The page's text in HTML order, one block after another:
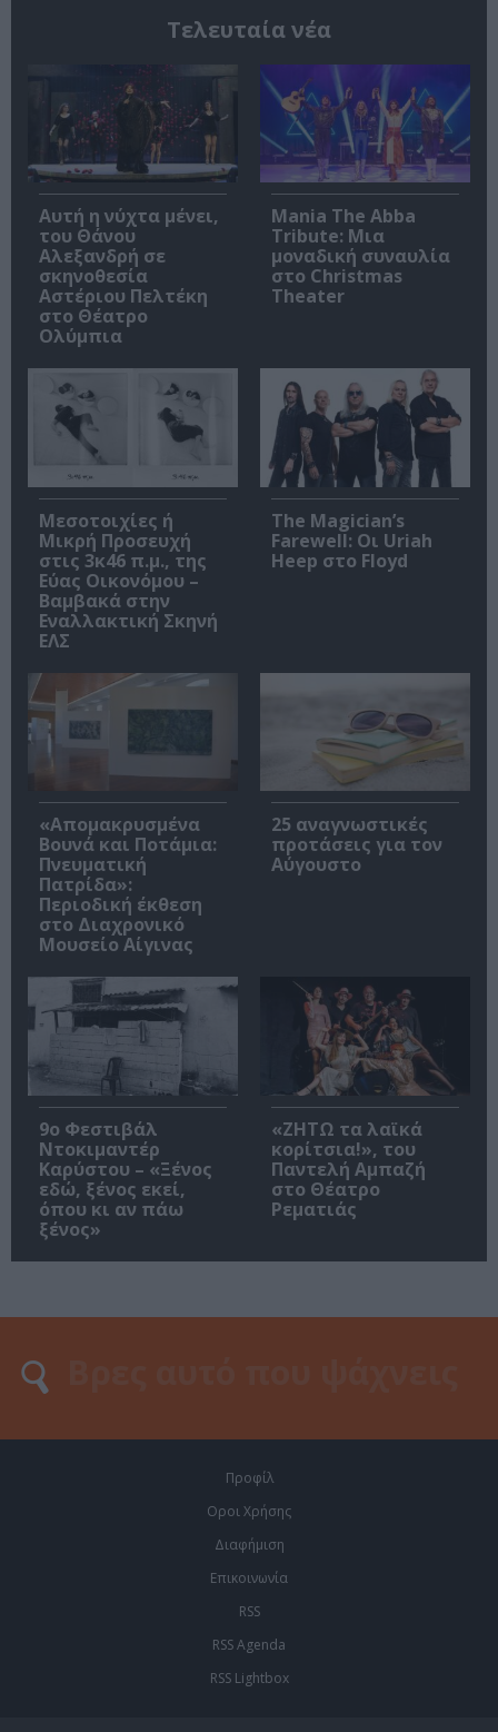
Τελευταία νέα
Αυτή η νύχτα μένει,
του Θάνου
Αλεξανδρή σε
σκηνοθεσία
Αστέριου Πελτέκη
στο Θέατρο
Ολύμπια
Mania The Abba
Tribute: Μια
μοναδική συναυλία
στο Christmas
Theater
Μεσοτοιχίες ή
Μικρή Προσευχή
στις 3κ46 π.μ., της
Εύας Οικονόμου –
Βαμβακά στην
Εναλλακτική Σκηνή
ΕΛΣ
The Magician’s
Farewell: Οι Uriah
Heep στο Floyd
«Απομακρυσμένα
Βουνά και Ποτάμια:
Πνευματική
Πατρίδα»:
Περιοδική έκθεση
στο Διαχρονικό
Μουσείο Αίγινας
25 αναγνωστικές
προτάσεις για τον
Αύγουστο
9ο Φεστιβάλ
Ντοκιμαντέρ
Καρύστου – «Ξένος
εδώ, ξένος εκεί,
όπου κι αν πάω
ξένος»
«ΖΗΤΩ τα λαϊκά
κορίτσια!», του
Παντελή Αμπαζή
στο Θέατρο
Ρεματιάς
Προφίλ
Οροι Χρήσης
Διαφήμιση
Επικοινωνία
RSS
RSS Agenda
RSS Lightbox